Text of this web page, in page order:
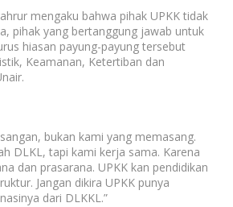
mengaku bahwa pihak UPKK tidak
pihak yang bertanggung jawab untuk
hiasan payung-payung tersebut
Keamanan, Ketertiban dan
bukan kami yang memasang.
DLKL, tapi kami kerja sama. Karena
dan prasarana. UPKK kan pendidikan
Jangan dikira UPKK punya
dari DLKKL.”